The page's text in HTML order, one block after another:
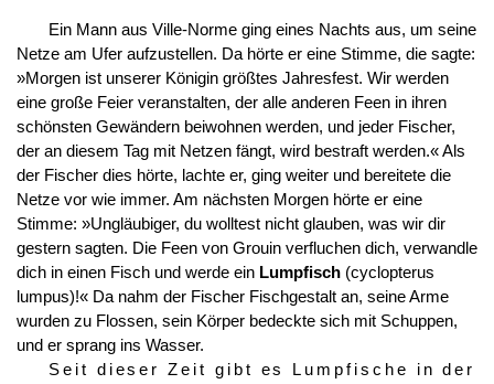
Ein Mann aus Ville-Norme ging eines Nachts aus, um seine
Netze am Ufer aufzustellen. Da hörte er eine Stimme, die sagte:
»Morgen ist unserer Königin größtes Jahresfest. Wir werden
eine große Feier veranstalten, der alle anderen Feen in ihren
schönsten Gewändern beiwohnen werden, und jeder Fischer,
der an diesem Tag mit Netzen fängt, wird bestraft werden.« Als
der Fischer dies hörte, lachte er, ging weiter und bereitete die
Netze vor wie immer. Am nächsten Morgen hörte er eine
Stimme: »Ungläubiger, du wolltest nicht glauben, was wir dir
gestern sagten. Die Feen von Grouin verfluchen dich, verwandle
dich in einen Fisch und werde ein Lumpfisch(cyclopterus
lumpus)!« Da nahm der Fischer Fischgestalt an, seine Arme
wurden zu Flossen, sein Körper bedeckte sich mit Schuppen,
und er sprang ins Wasser.
Seit dieser Zeit gibt es Lumpfische in der